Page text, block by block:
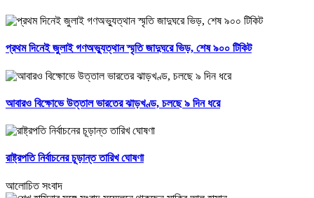
প্রথম দিনেই জুলাই গণঅভ্যুত্থান স্মৃতি জাদুঘরে ভিড়, শেষ ৯০০ টিকিট
আবারও বিক্ষোভে উত্তাল ভারতের ঝাড়খণ্ড, চলছে ৯ দিন ধরে
রাষ্ট্রপতি নির্বাচনের চূড়ান্ত তারিখ ঘোষণা
আলোচিত সংবাদ